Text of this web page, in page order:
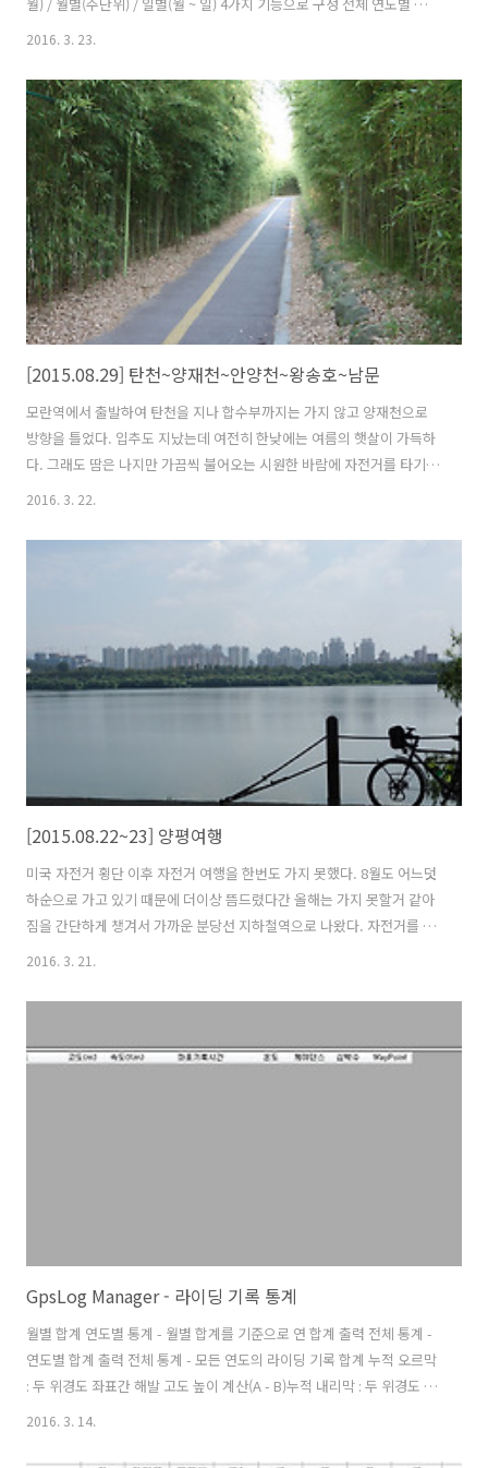
연도별 통계는 기존에 전체 통계가 없었지만 이번에 볼 수 있게 추가하였
는 GPS 로그 데이터 그리드 뷰(아래)를 뒤로 숨기고 그래프를 크게 확장
해서 가독성을 높였다. 연도별(1~12월) 통계 연도별 통계 보기는 전체 보
기와 동일하다 연도-월 방식으로 표시하면 텍스트가 길어져 X측 글자가
2줄로 만들어 질 경우가 있기 때문에 짧게 월만 표시했다. 해당 연도는 조
회 조건과 그래프 오른쪽 상단에 현재..
2016. 3. 23.
[2015.08.29] 탄천~양재천~안양천~왕송호~남문
모란역에서 출발하여 탄천을 지나 합수부까지는 가지 않고 양재천으로
방향을 틀었다. 입추도 지났는데 여전히 한낮에는 여름의 햇살이 가득하
다. 그래도 땀은 나지만 가끔씩 불어오는 시원한 바람에 자전거를 타기에
좋은날이다. 양재천은 강남과 서초를 지나 과천까지 이어진다. 주변에 아
있다. 길도 잘 정비되어 있고 일부구간은 일방통행이라 맞은편에서 오는
가기 전까지는 시골 풍경이 이어진다. 앞서 오던곳과는 많이 달라 보인
다. 전방에 관악산이..
2016. 3. 22.
[2015.08.22~23] 양평여행
미국 자전거 횡단 이후 자전거 여행을 한번도 가지 못했다. 8월도 어느덧
하순으로 가고 있기 때문에 더이상 뜸드렸다간 올해는 가지 못할거 같아
짐을 간단하게 챙겨서 가까운 분당선 지하철역으로 나왔다. 자전거를 조
불지 않으니 자전거 타면 금방 땀범벅이가 된다. 긴거리를 못가고 가다
왔고 이곳에서 잠시 휴식을 취하며 오랜만에 자전거 카페에 접속하여 여
2016. 3. 21.
GpsLog Manager - 라이딩 기록 통계
월별 합계 연도별 통계 - 월별 합계를 기준으로 연 합계 출력 전체 통계 -
연도별 합계 출력 전체 통계 - 모든 연도의 라이딩 기록 합계 누적 오르막
: 두 위경도 좌표간 해발 고도 높이 계산(A - B)누적 내리막 : 두 위경도 좌
표간 해발 고도 낮이 계산(B - A)칼로리(kcal)은 자전거 탈 때 소모되는
2016. 3. 14.